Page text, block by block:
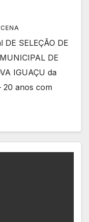
SELEÇÃO DE
DE
IGUAÇU da
20 anos com